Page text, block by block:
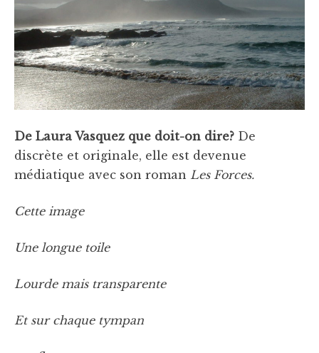
De Laura Vasquez que doit-on dire? De
discrète et originale, elle est devenue
médiatique avec son roman Les Forces.
Cette image
Une longue toile
Lourde mais transparente
Et sur chaque tympan